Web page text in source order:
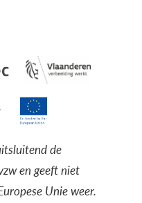
de
en geeft niet
Unie weer.